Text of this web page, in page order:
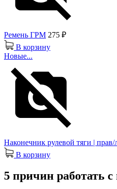
Ремень ГРМ 275 ₽
В корзину
Новые...
Наконечник рулевой тяги | прав/
В корзину
5 причин работать